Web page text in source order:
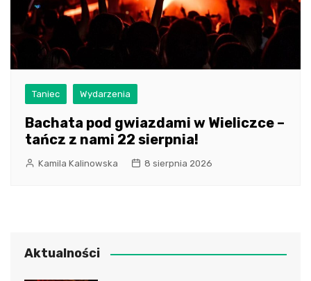
Taniec Wydarzenia
Bachata pod gwiazdami w Wieliczce –
tańcz z nami 22 sierpnia!
Kamila Kalinowska 8 sierpnia 2026
Aktualności